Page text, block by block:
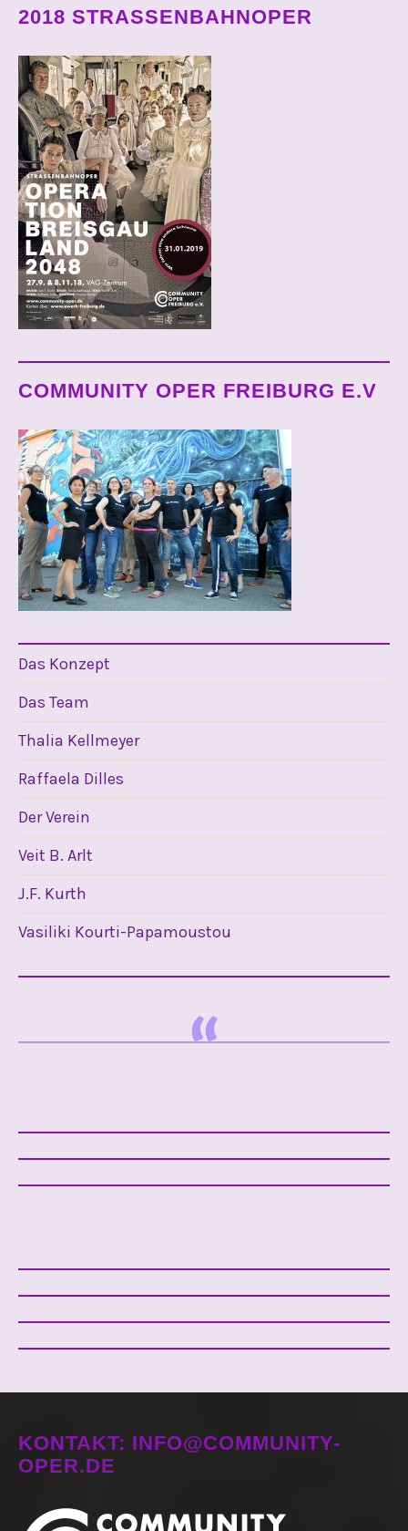
2018 STRASSENBAHNOPER
COMMUNITY OPER FREIBURG E.V
Das Konzept
Das Team
Thalia Kellmeyer
Raffaela Dilles
Der Verein
Veit B. Arlt
J.F. Kurth
Vasiliki Kourti-Papamoustou
KONTAKT: INFO@COMMUNITY-
OPER.DE